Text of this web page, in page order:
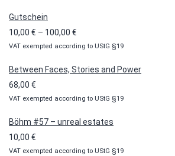
Gutschein
10,00 € – 100,00 €
10,00 €
VAT exempted according to UStG §19
Between Faces, Stories and Power
68,00 €
VAT exempted according to UStG §19
Böhm #57 – unreal estates
10,00 €
VAT exempted according to UStG §19